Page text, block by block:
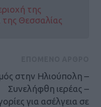
της
Θεσσαλίας
στην Ηλιούπολη –
Συνελήφθη ιερέας –
για ασέλγεια σε